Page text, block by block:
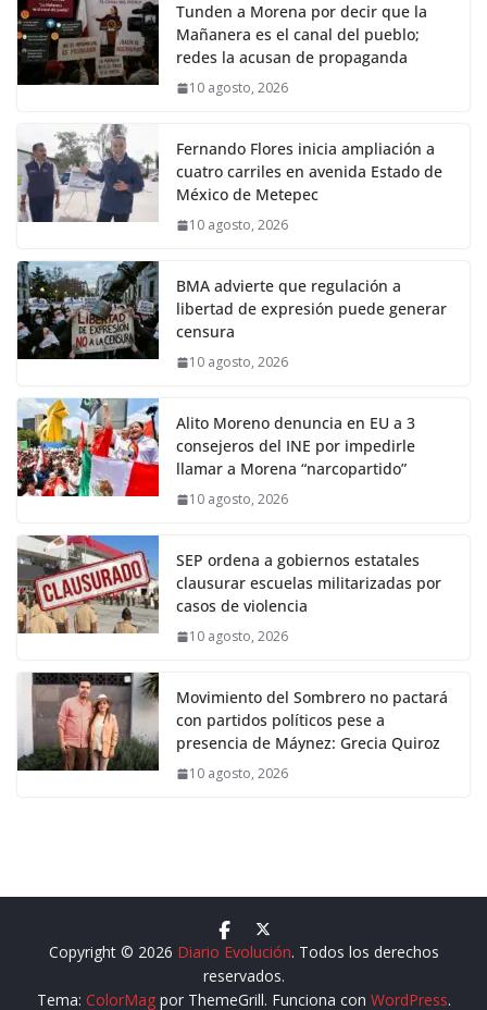
Tunden a Morena por decir que la
Mañanera es el canal del pueblo;
redes la acusan de propaganda
10 agosto, 2026
Fernando Flores inicia ampliación a
cuatro carriles en avenida Estado de
México de Metepec
10 agosto, 2026
BMA advierte que regulación a
libertad de expresión puede generar
censura
10 agosto, 2026
Alito Moreno denuncia en EU a 3
consejeros del INE por impedirle
llamar a Morena “narcopartido”
10 agosto, 2026
SEP ordena a gobiernos estatales
clausurar escuelas militarizadas por
casos de violencia
10 agosto, 2026
Movimiento del Sombrero no pactará
con partidos políticos pese a
presencia de Máynez: Grecia Quiroz
10 agosto, 2026
Copyright © 2026 Diario Evolución. Todos los derechos
reservados.
Tema: ColorMagpor ThemeGrill. Funciona con WordPress.